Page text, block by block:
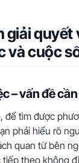
giải quyết
và cuộc
– vấn đề
để tìm được
phải hiểu rõ
quan từ bên
theo không